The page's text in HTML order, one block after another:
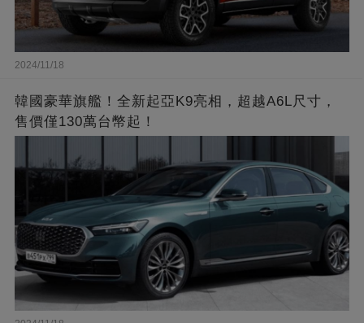
2024/11/18
韓國豪華旗艦！全新起亞K9亮相，超越A6L尺寸，
售價僅130萬台幣起！